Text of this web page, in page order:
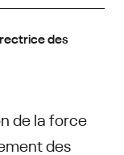
des
de la force
des